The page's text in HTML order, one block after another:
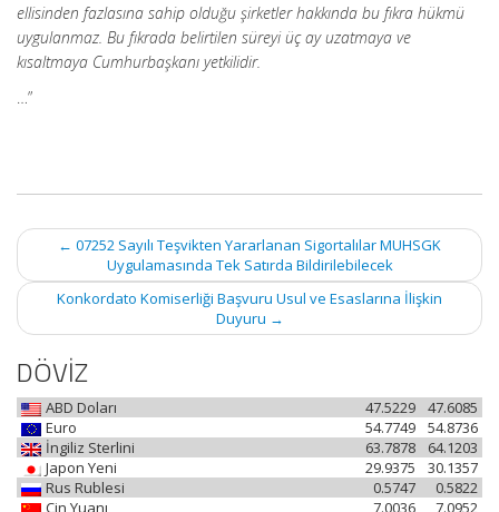
ellisinden fazlasına sahip olduğu şirketler hakkında bu fıkra hükmü
uygulanmaz. Bu fıkrada belirtilen süreyi üç ay uzatmaya ve
kısaltmaya Cumhurbaşkanı yetkilidir.
…”
Post
navigation
← 07252 Sayılı Teşvikten Yararlanan Sigortalılar MUHSGK
Uygulamasında Tek Satırda Bildirilebilecek
Konkordato Komiserliği Başvuru Usul ve Esaslarına İlişkin
Duyuru →
DÖVİZ
ABD Doları 47.6085
47.5229
Euro
54.8736
54.7749
İngiliz Sterlini
64.1203
63.7878
Japon Yeni
30.1357
29.9375
Rus Rublesi
0.5822
0.5747
Çin Yuanı
7.0952
7.0036